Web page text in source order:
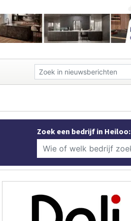
Zoek een bedrijf in Heiloo: